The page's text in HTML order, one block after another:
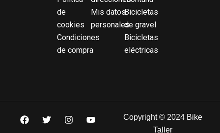
de
cookies
Condiciones
de compra
Mis datos
personales
Bicicletas
de gravel
Bicicletas
eléctricas
Copyright © 2024 Bike
Taller
F
a
T
w
I
n
Y
o